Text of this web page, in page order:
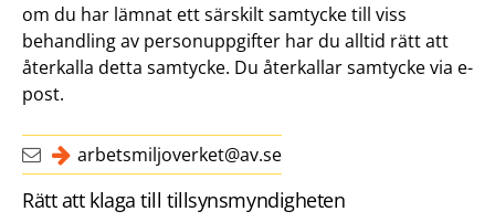
om du har lämnat ett särskilt samtycke till viss
behandling av personuppgifter har du alltid rätt att
återkalla detta samtycke. Du återkallar samtycke via e-
post.
arbetsmiljoverket@av.se
Rätt att klaga till tillsynsmyndigheten